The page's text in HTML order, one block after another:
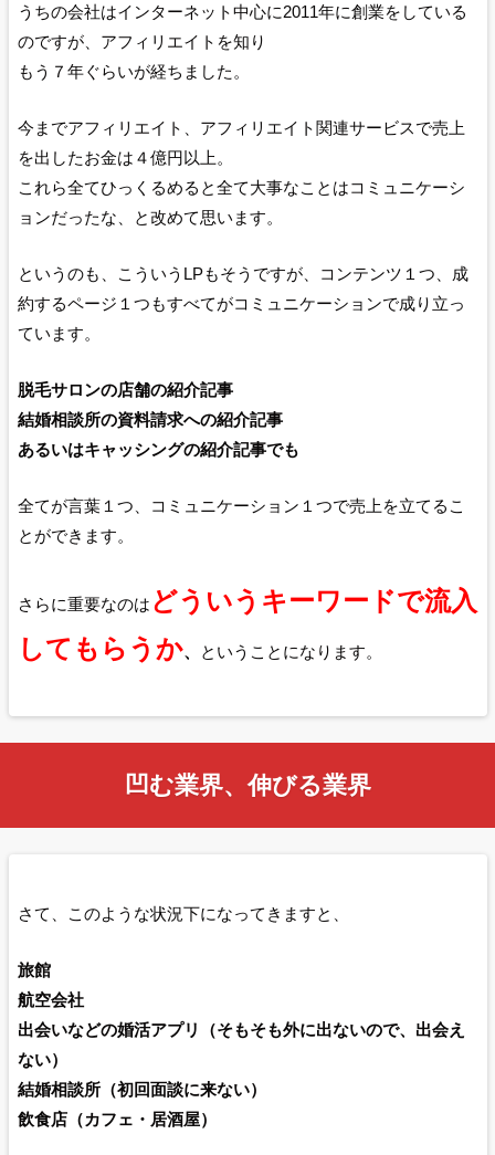
うちの会社はインターネット中心に2011年に創業をしている
のですが、アフィリエイトを知り
もう７年ぐらいが経ちました。
今までアフィリエイト、アフィリエイト関連サービスで売上
を出したお金は４億円以上。
これら全てひっくるめると全て大事なことはコミュニケーシ
ョンだったな、と改めて思います。
というのも、こういうLPもそうですが、コンテンツ１つ、成
約するページ１つもすべてがコミュニケーションで成り立っ
ています。
脱毛サロンの店舗の紹介記事
結婚相談所の資料請求への紹介記事
あるいはキャッシングの紹介記事でも
全てが言葉１つ、コミュニケーション１つで売上を立てるこ
とができます。
さらに重要なのは どういうキーワードで流入
してもらうか、 ということになります。
凹む業界、伸びる業界
さて、このような状況下になってきますと、
旅館
航空会社
出会いなどの婚活アプリ（そもそも外に出ないので、出会え
ない）
結婚相談所（初回面談に来ない）
飲食店（カフェ・居酒屋）